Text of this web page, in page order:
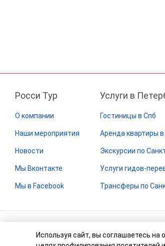
Росси Тур
О компании
Наши мероприятия
Новости
Мы Вконтакте
Мы в Facebook
Услуги в
Гостиницы в Спб
Аренда квартиры
Экскурсии по
Услуги гидов-
Трансферы по
© Компания Росси Тур Бизнес (РТ
Используя сайт, вы соглашаетесь